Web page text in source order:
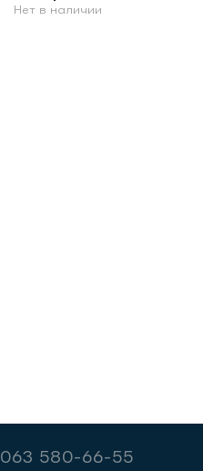
Нет в наличии
063 580-66-55